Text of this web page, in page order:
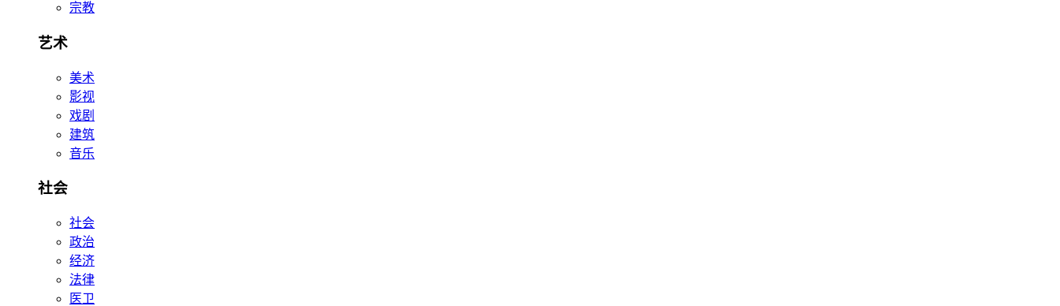
宗教
艺术
美术
影视
戏剧
建筑
音乐
社会
社会
政治
经济
法律
医卫